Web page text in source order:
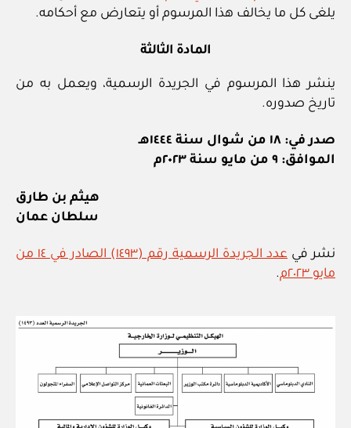
يلغى كل ما يخالف هذا المرسوم أو يتعارض مع أحكامه.
المادة الثالثة
ينشر هذا المرسوم في الجريدة الرسمية، ويعمل به من
تاريخ صدوره.
صدر في: ١٨ من شوال سنة ١٤٤٤هـ
الموافق: ٩ من مايو سنة ٢٠٢٣م
هيثم بن طارق
سلطان عمان
نشر في
عدد الجريدة الرسمية رقم (١٤٩٣) الصادر في ١٤ من
مايو ٢٠٢٣م
.